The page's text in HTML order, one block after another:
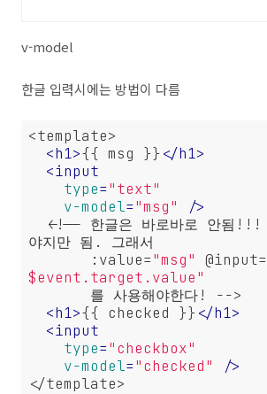
구축. 견적문의
v-model
한글 입력시에는 방법이 다름
<template>
<h1>{{ msg }}</h1>
<input
type="text"
v-model="msg"
/>
야지만 됨. 그래서
       :value=
"msg" @input=
$event.target.value"
<h1>{{ checked }}</h1>
<input
type="checkbox"
v-model="checked"
/>
</template>